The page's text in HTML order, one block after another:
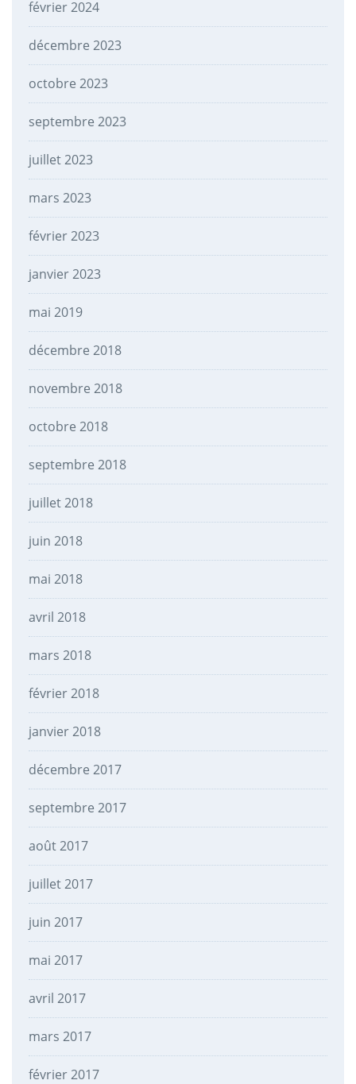
février 2024
décembre 2023
octobre 2023
septembre 2023
juillet 2023
mars 2023
février 2023
janvier 2023
mai 2019
décembre 2018
novembre 2018
octobre 2018
septembre 2018
juillet 2018
juin 2018
mai 2018
avril 2018
mars 2018
février 2018
janvier 2018
décembre 2017
septembre 2017
août 2017
juillet 2017
juin 2017
mai 2017
avril 2017
mars 2017
février 2017